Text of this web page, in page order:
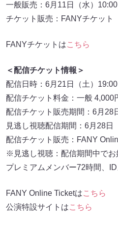
一般販売：6月11日（水）
チケット販売：FANYチケット
FANYチケットはこちら
＜配信チケット情報＞
配信日時：6月21日（土）
配信チケット料金：一般 4,000
配信チケット販売期間：6月28
見逃し視聴配信期間：6月28日
配信チケット販売：FANY
※見逃し視聴：配信期間中でお
プレミアムメンバー72時間、
FANY Online Ticketはこちら
公演特設サイトはこちら